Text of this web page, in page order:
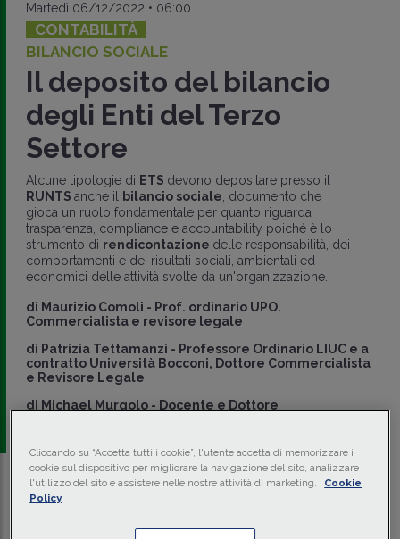
Martedì 06/12/2022 • 06:00
CONTABILITÀ
BILANCIO SOCIALE
Il deposito del bilancio
degli Enti del Terzo
Settore
Alcune tipologie di ETS devono depositare presso il
RUNTS anche il bilancio sociale , documento che
gioca un ruolo fondamentale per quanto riguarda
trasparenza, compliance e accountability poiché è lo
strumento di rendicontazione delle responsabilità, dei
comportamenti e dei risultati sociali, ambientali ed
economici delle attività svolte da un'organizzazione.
di Maurizio Comoli - Prof. ordinario UPO.
Commercialista e revisore legale
di Patrizia Tettamanzi - Professore Ordinario LIUC e a
contratto Università Bocconi, Dottore Commercialista
e Revisore Legale
di Michael Murgolo - Docente e Dottore
Traduci con IA
Cliccando su “Accetta tutti i cookie”, l'utente accetta di memorizzare i
cookie sul dispositivo per migliorare la navigazione del sito, analizzare
l'utilizzo del sito e assistere nelle nostre attività di marketing. Cookie
Policy